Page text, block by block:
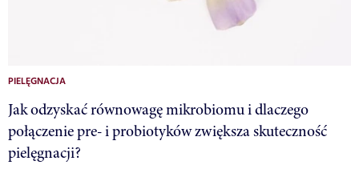
PIELĘGNACJA
Jak odzyskać równowagę mikrobiomu i dlaczego
połączenie pre- i probiotyków zwiększa skuteczność
pielęgnacji?